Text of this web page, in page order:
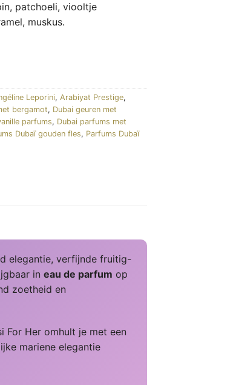
patchoeli, viooltje
muskus.
Leporini, Arabiyat Prestige,
bergamot, Dubai geuren met
parfums, Dubai parfums met
Dubaï gouden fles, Parfums Dubaï
elegantie, verfijnde fruitig-
in eau de parfum op
zoetheid en
For Her omhult je met een
mariene elegantie